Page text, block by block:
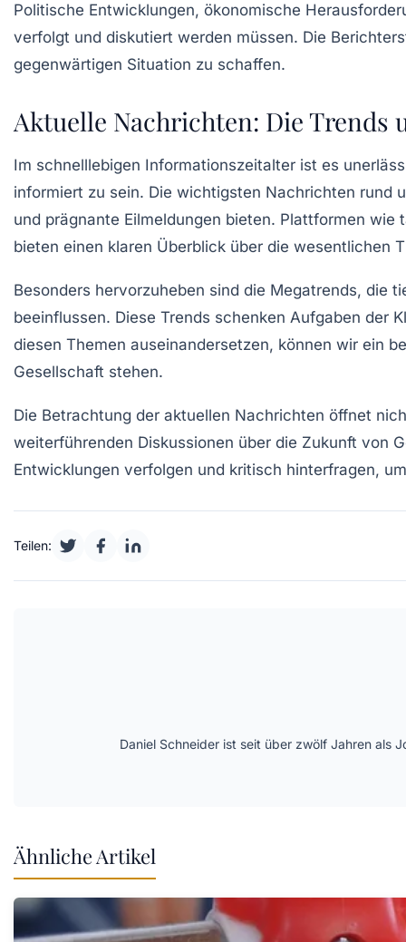
Politische Entwicklungen, ökonomische
verfolgt und diskutiert werden müssen. Die
gegenwärtigen Situation zu schaffen.
Aktuelle Nachrichten: Die
Im schnelllebigen Informationszeitalter ist es
informiert zu sein. Die wichtigsten Nachrichten rund
und prägnante Eilmeldungen bieten. Plattformen wie
bieten einen klaren Überblick über die wesentlichen
Besonders hervorzuheben sind die Megatrends, die
beeinflussen. Diese Trends schenken Aufgaben der
diesen Themen auseinandersetzen, können wir ein
Gesellschaft stehen.
Die Betrachtung der aktuellen Nachrichten öffnet
weiterführenden Diskussionen über die Zukunft von
Entwicklungen verfolgen und kritisch hinterfragen,
Teilen:
Daniel Schneider ist seit über zwölf Jahren als
Ähnliche Artikel